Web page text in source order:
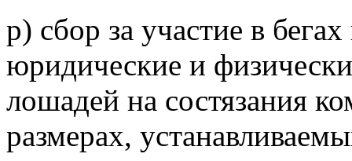
р) сбор за участие в
юридические и
лошадей на состязания
размерах,